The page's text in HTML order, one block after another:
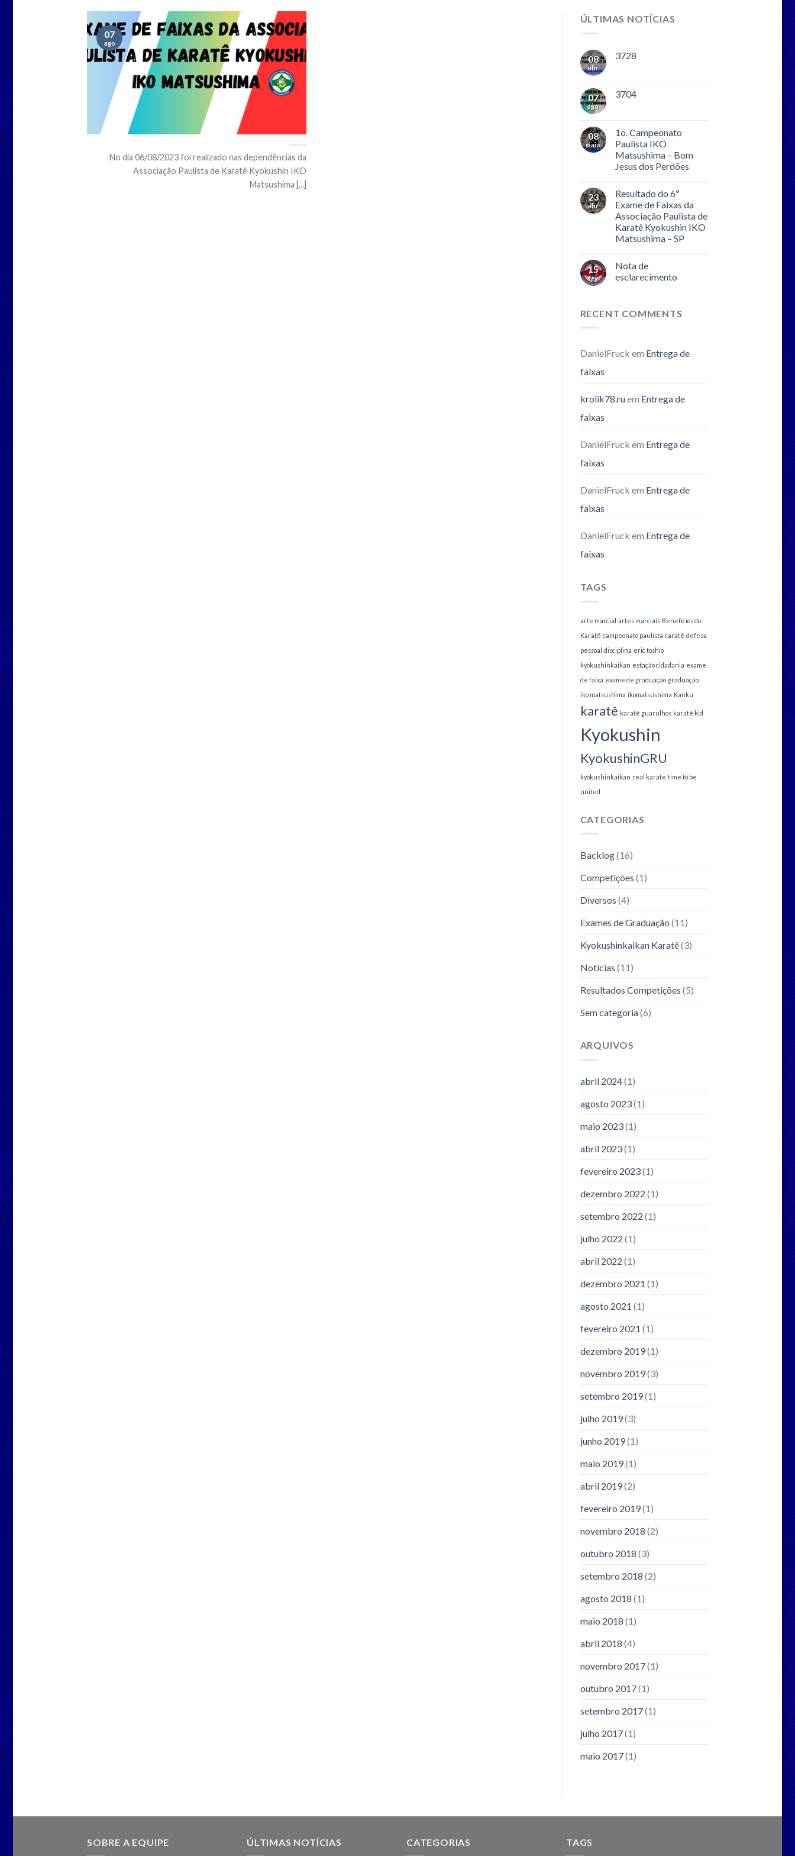
No dia 06/08/2023 foi realizado nas dependências da
Associação Paulista de Karatê Kyokushin IKO
Matsushima [...]
07
ago
ÚLTIMAS NOTÍCIAS
08
abr
3728
07
ago
3704
08
maio
1o. Campeonato
Paulista IKO
Matsushima – Bom
Jesus dos Perdões
23
abr
Resultado do 6º
Exame de Faixas da
Associação Paulista de
Karatê Kyokushin IKO
Matsushima – SP
15
fev
Nota de
esclarecimento
RECENT COMMENTS
DanielFruck em Entrega de
faixas
krolik78.ruem Entrega de
faixas
DanielFruck em Entrega de
faixas
DanielFruck em Entrega de
faixas
DanielFruck em Entrega de
faixas
TAGS
arte marcial artes marciais Benefícios do
Karatê campeonato paulista caratê defesa
pessoal disciplina eric toshio
kyokushinkaikan estação cidadania exame
de faixa exame de graduação graduação
iko matsushima ikomatsushima Kanku
karatê karatê guarulhos karatê kid
Kyokushin
KyokushinGRU
kyokushinkaikan real karate time to be
united
CATEGORIAS
Backlog(16)
Competições (1)
Diversos (4)
Exames de Graduação (11)
Kyokushinkaikan Karatê(3)
Notícias (11)
Resultados Competições (5)
Sem categoria(6)
ARQUIVOS
abril 2024(1)
agosto 2023(1)
maio 2023(1)
abril 2023(1)
fevereiro 2023(1)
dezembro 2022 (1)
setembro 2022 (1)
julho 2022 (1)
abril 2022 (1)
dezembro 2021 (1)
agosto 2021 (1)
fevereiro 2021 (1)
dezembro 2019(1)
novembro 2019(3)
setembro 2019(1)
julho 2019(3)
junho 2019(1)
maio 2019(1)
abril 2019(2)
fevereiro 2019(1)
novembro 2018 (2)
outubro 2018 (3)
setembro 2018 (2)
agosto 2018 (1)
maio 2018 (1)
abril 2018 (4)
novembro 2017(1)
outubro 2017(1)
setembro 2017(1)
julho 2017(1)
maio 2017(1)
SOBRE A EQUIPE ÚLTIMAS NOTÍCIAS CATEGORIAS TAGS